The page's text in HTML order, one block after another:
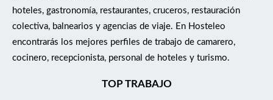
hoteles, gastronomía, restaurantes, cruceros, restauración
colectiva, balnearios y agencias de viaje. En Hosteleo
encontrarás los mejores perfiles de trabajo de camarero,
cocinero, recepcionista, personal de hoteles y turismo.
TOP TRABAJO